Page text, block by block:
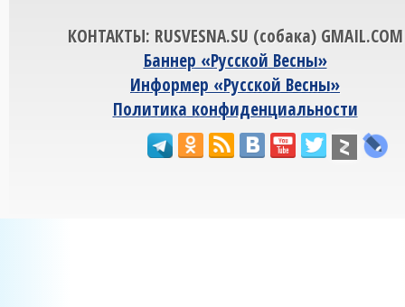
КОНТАКТЫ: RUSVESNA.SU (собака) GMAIL.COM
Баннер «Русской Весны»
Информер «Русской Весны»
Политика конфиденциальности